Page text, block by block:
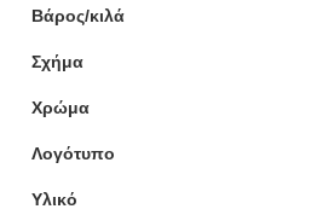
Βάρος/κιλά
Σχήμα
Χρώμα
Λογότυπο
Υλικό